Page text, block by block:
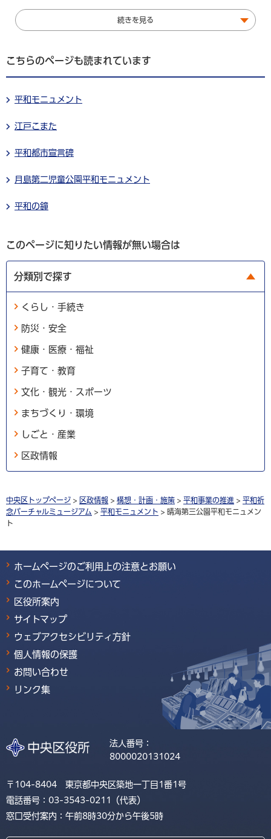
続きを見る
こちらのページも読まれています
平和モニュメント
江戸こまた
平和都市宣言碑
月島第二児童公園平和モニュメント
平和の鐘
このページに知りたい情報が無い場合は
分類別で探す
くらし・手続き
防災・安全
健康・医療・福祉
子育て・教育
文化・観光・スポーツ
まちづくり・環境
しごと・産業
区政情報
中央区トップページ > 区政情報 > 構想・計画・施策 > 平和事業の推進 > 平和祈
念バーチャルミュージアム > 平和モニュメント > 晴海第三公園平和モニュメン
ト
ホームページのご利用上の注意とお願い
このホームページについて
区役所案内
サイトマップ
ウェブアクセシビリティ方針
個人情報の保護
お問い合わせ
リンク集
法人番号：
8000020131024
〒104-8404 東京都中央区築地一丁目1番1号
電話番号：03-3543-0211（代表）
窓口受付案内：午前8時30分から午後5時